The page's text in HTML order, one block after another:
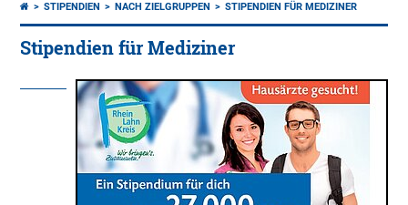
STIPENDIEN NACH ZIELGRUPPEN STIPENDIEN FÜR MEDIZINER
Stipendien für Mediziner